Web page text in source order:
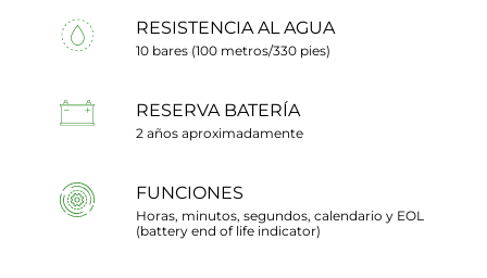
RESISTENCIA AL AGUA
10 bares (100 metros/330 pies)
RESERVA BATERÍA
2 años aproximadamente
FUNCIONES
Horas, minutos, segundos, calendario y EOL
(battery end of life indicator)